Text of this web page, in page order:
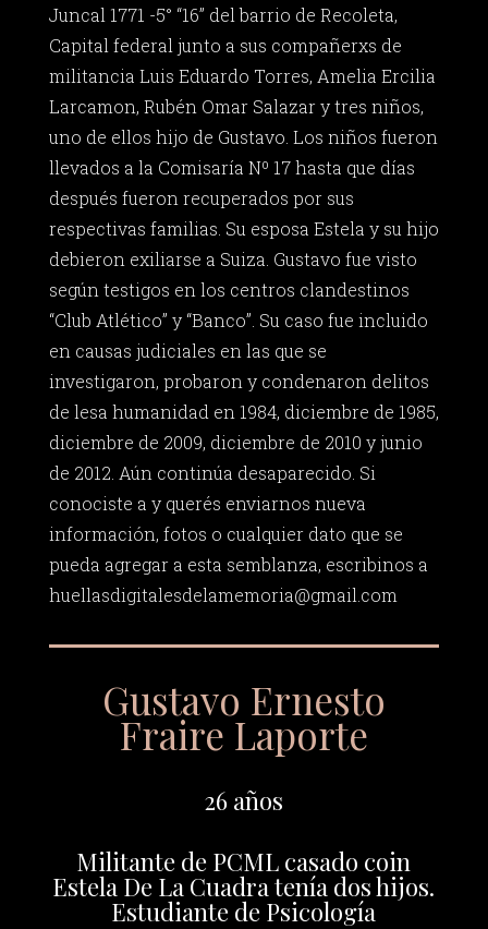
Juncal 1771 -5° “16” del barrio de Recoleta,
Capital federal junto a sus compañerxs de
militancia Luis Eduardo Torres, Amelia Ercilia
Larcamon, Rubén Omar Salazar y tres niños,
uno de ellos hijo de Gustavo. Los niños fueron
llevados a la Comisaría Nº 17 hasta que días
después fueron recuperados por sus
respectivas familias. Su esposa Estela y su hijo
debieron exiliarse a Suiza. Gustavo fue visto
según testigos en los centros clandestinos
“Club Atlético” y “Banco”. Su caso fue incluido
en causas judiciales en las que se
investigaron, probaron y condenaron delitos
de lesa humanidad en 1984, diciembre de 1985,
diciembre de 2009, diciembre de 2010 y junio
de 2012. Aún continúa desaparecido. Si
conociste a y querés enviarnos nueva
información, fotos o cualquier dato que se
pueda agregar a esta semblanza, escribinos a
huellasdigitalesdelamemoria@gmail.com
Gustavo Ernesto
Fraire Laporte
26 años
Militante de PCML casado coin
Estela De La Cuadra tenía dos hijos.
Estudiante de Psicología